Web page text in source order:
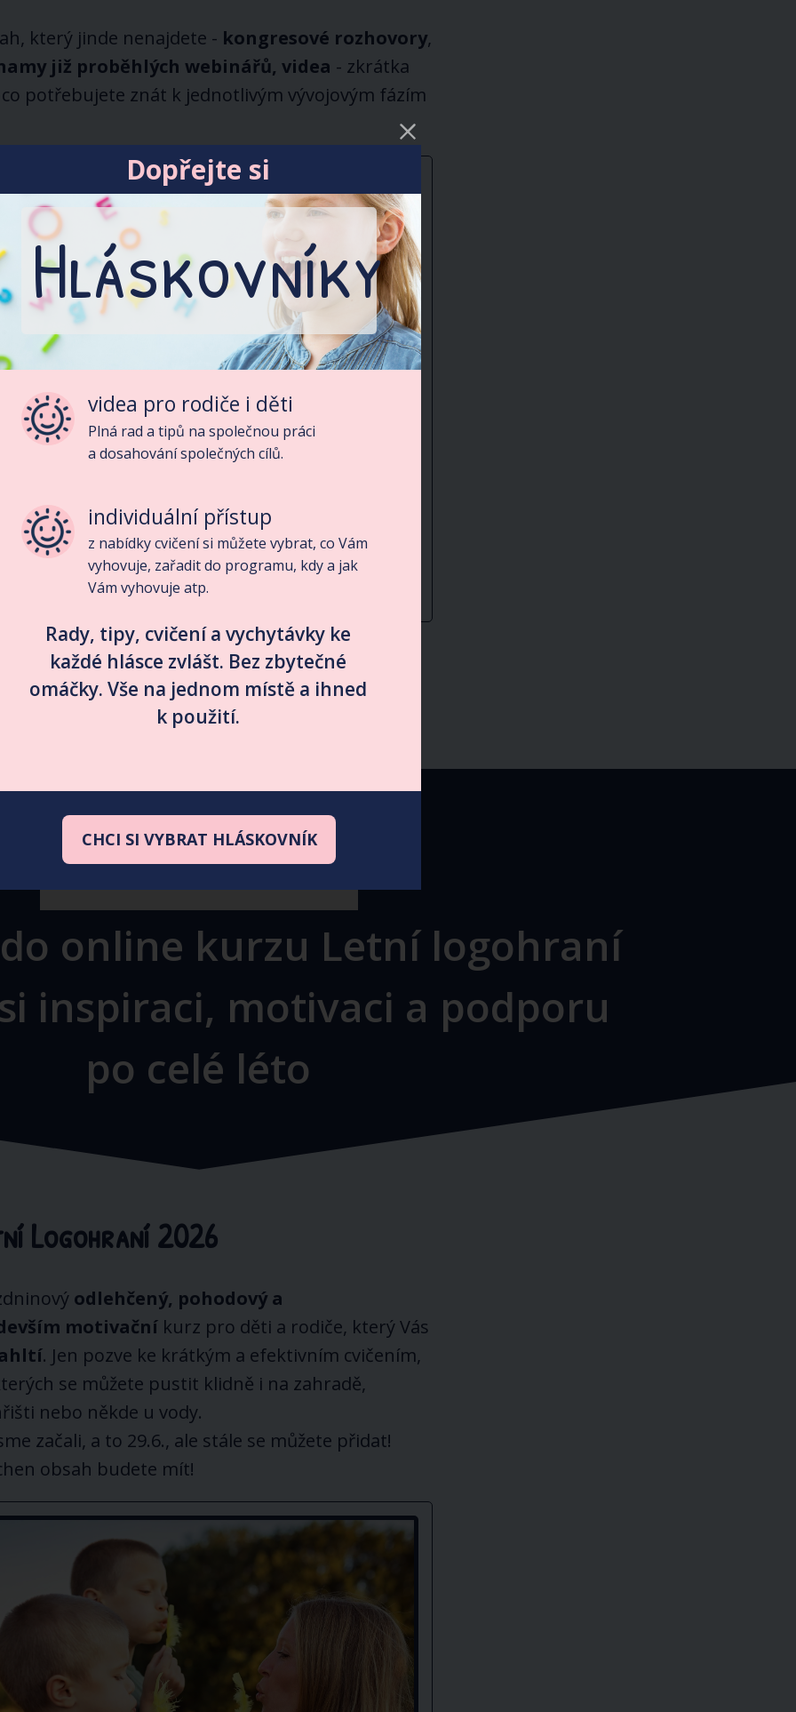
který jinde nenajdete - kongresové rozhovory,
již proběhlých webinářů, videa - zkrátka
co potřebujete znát k jednotlivým vývojovým fázím
ZJISTIT VÍCE O VIDEOTÉCE
AKTUÁLNĚ
online kurzu Letní logohraní
inspiraci, motivaci a podporu
po celé léto
Logohraní 2026
odlehčený, pohodový a
motivačníkurz pro děti a rodiče, který Vás
. Jen pozve ke krátkým a efektivním cvičením,
se můžete pustit klidně i na zahradě,
nebo někde u vody.
začali, a to 29.6., ale stále se můžete přidat!
obsah budete mít!
Dopřejte si
Hláskovníky
videa pro rodiče i děti
Plná rad a tipů na společnou práci
a dosahování společných cílů.
individuální přístup
z nabídky cvičení si můžete vybrat, co Vám
vyhovuje, zařadit do programu, kdy a jak
Vám vyhovuje atp.
Rady, tipy, cvičení a vychytávky ke
každé hlásce zvlášt. Bez zbytečné
omáčky. Vše na jednom místě a ihned
k použití.
CHCI SI VYBRAT HLÁSKOVNÍK